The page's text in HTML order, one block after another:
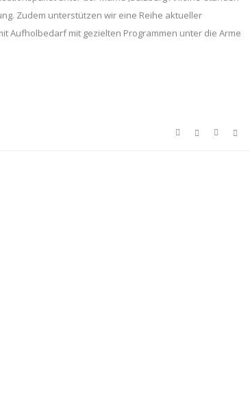
Zudem unterstützen wir eine Reihe aktueller
Aufholbedarf mit gezielten Programmen unter die Arme